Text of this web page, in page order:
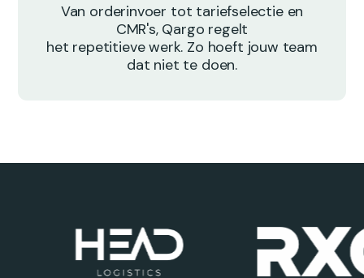
Van orderinvoer tot tariefselectie en
CMR's, Qargo regelt
het repetitieve werk. Zo hoeft jouw team
dat niet te doen.